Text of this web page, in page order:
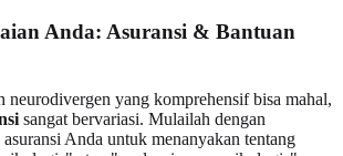
Anda: Asuransi & Bantuan
neurodivergen yang komprehensif bisa mahal,
sangat bervariasi. Mulailah dengan
Anda untuk menanyakan tentang